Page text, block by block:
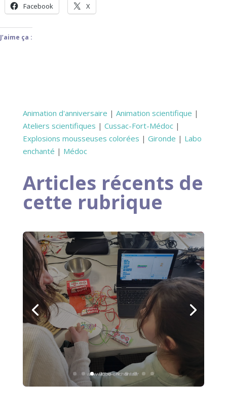
Facebook X
J’aime ça :
Animation d'anniversaire | Animation scientifique |
Ateliers scientifiques | Cussac-Fort-Médoc|
Explosions mousseuses colorées | Gironde | Labo
enchanté | Médoc
Articles récents de
cette rubrique
Photos | Ateliers Livre
animé | Salon du livre
de Ludon-Médoc
Lire plus